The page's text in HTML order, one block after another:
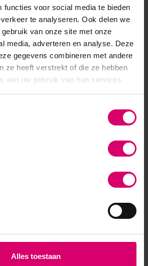
functies voor social media te bieden
te analyseren. Ook delen we
van onze site met onze
media, adverteren en analyse. Deze
gegevens combineren met andere
ze heeft verstrekt of die ze hebben
van uw gebruik van hun services.
Alles toestaan
300879